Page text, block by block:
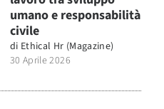
umano e responsabilità
civile
di Ethical Hr (Magazine)
30 Aprile 2026